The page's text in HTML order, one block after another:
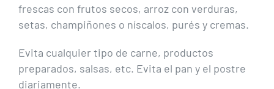
frescas con frutos secos, arroz con verduras,
setas, champiñones o níscalos, purés y cremas.
Evita cualquier tipo de carne, productos
preparados, salsas, etc. Evita el pan y el postre
diariamente.